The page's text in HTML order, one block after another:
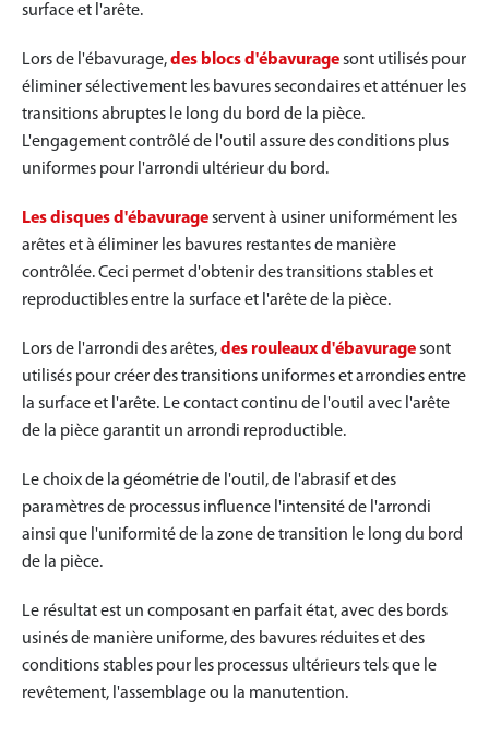
surface et l'arête.
Lors de l'ébavurage,des blocs d'ébavuragesont utilisés pour
éliminer sélectivement les bavures secondaires et atténuer les
transitions abruptes le long du bord de la pièce.
L'engagement contrôlé de l'outil assure des conditions plus
uniformes pour l'arrondi ultérieur du bord.
Les disques d'ébavurageservent à usiner uniformément les
arêtes et à éliminer les bavures restantes de manière
contrôlée. Ceci permet d'obtenir des transitions stables et
reproductibles entre la surface et l'arête de la pièce.
Lors de l'arrondi des arêtes,des rouleaux d'ébavuragesont
utilisés pour créer des transitions uniformes et arrondies entre
la surface et l'arête. Le contact continu de l'outil avec l'arête
de la pièce garantit un arrondi reproductible.
Le choix de la géométrie de l'outil, de l'abrasif et des
paramètres de processus influence l'intensité de l'arrondi
ainsi que l'uniformité de la zone de transition le long du bord
de la pièce.
Le résultat est un composant en parfait état, avec des bords
usinés de manière uniforme, des bavures réduites et des
conditions stables pour les processus ultérieurs tels que le
revêtement, l'assemblage ou la manutention.